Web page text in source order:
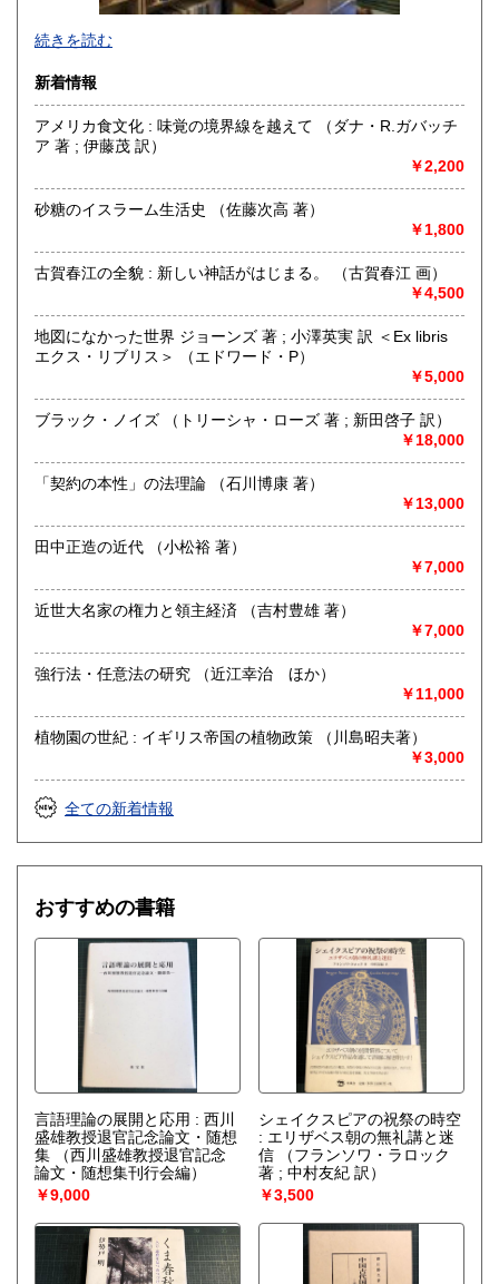
店頭買取、出張買取いたします。
熊本県内でしたら無料で出張買取いたします。
令和4年3月1日より熊本市の中心部、坪井から近隣の薬園町
舗です。
浄行寺バス停から徒歩1分
ビル全面にお客様用共同駐車場が4台分あります。
沿線名：熊本電気鉄道藤崎線
最寄駅：藤崎宮前駅
定休日：水曜日
●熊本県内でしたら無料出張買取いたします。
お気軽にお問い合わせください。
●店頭買取の場合、1点からでもお持込下さい。事前のお電話
美術品・フィギュア・ゲーム類の買取は致しません。
取り扱い分野
哲学宗教、歴史、社会科学、自然科学、美術工芸、国語国
文、外国文学、趣味、サブカルチャー
続きを読む
新着情報
アメリカ食文化 : 味覚の境界線を越えて （ダナ・R.ガバッチ
ア 著 ; 伊藤茂 訳）
￥2,200
砂糖のイスラーム生活史 （佐藤次高 著）
￥1,800
古賀春江の全貌 : 新しい神話がはじまる。 （古賀春江 画）
￥4,500
地図になかった世界 ジョーンズ 著 ; 小澤英実 訳 ＜Ex libris
エクス・リブリス＞ （エドワード・P）
￥5,000
ブラック・ノイズ （トリーシャ・ローズ 著 ; 新田啓子 訳）
￥18,000
「契約の本性」の法理論 （石川博康 著）
￥13,000
田中正造の近代 （小松裕 著）
￥7,000
近世大名家の権力と領主経済 （吉村豊雄 著）
￥7,000
強行法・任意法の研究 （近江幸治 ほか）
￥11,000
植物園の世紀 : イギリス帝国の植物政策 （川島昭夫著）
￥3,000
全ての新着情報
おすすめの書籍
言語理論の展開と応用 : 西川
盛雄教授退官記念論文・随想
集
（西川盛雄教授退官記念
論文・随想集刊行会編）
￥9,000
シェイクスピアの祝祭の時空
: エリザベス朝の無礼講と迷
信
（フランソワ・ラロック
著 ; 中村友紀 訳）
￥3,500